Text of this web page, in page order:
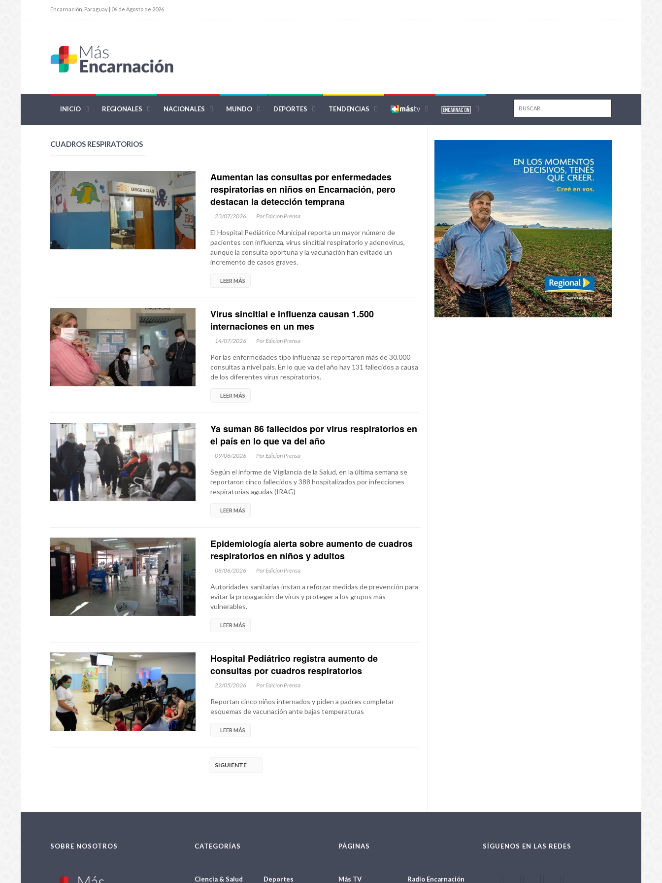
Encarnación, Paraguay | 06 de Agosto de 2026
INICIO REGIONALES NACIONALES MUNDO DEPORTES TENDENCIAS
CUADROS RESPIRATORIOS
Aumentan las consultas por enfermedades
respiratorias en niños en Encarnación, pero
destacan la detección temprana
23/07/2026 Por Edicion Prensa
El Hospital Pediátrico Municipal reporta un mayor número de
pacientes con influenza, virus sincitial respiratorio y adenovirus,
aunque la consulta oportuna y la vacunación han evitado un
incremento de casos graves.
LEER MÁS
Virus sincitial e influenza causan 1.500
internaciones en un mes
14/07/2026 Por Edicion Prensa
Por las enfermedades tipo influenza se reportaron más de 30.000
consultas a nivel país. En lo que va del año hay 131 fallecidos a causa
de los diferentes virus respiratorios.
LEER MÁS
Ya suman 86 fallecidos por virus respiratorios en
el país en lo que va del año
09/06/2026 Por Edicion Prensa
Según el informe de Vigilancia de la Salud, en la última semana se
reportaron cinco fallecidos y 388 hospitalizados por infecciones
respiratorias agudas (IRAG)
LEER MÁS
Epidemiología alerta sobre aumento de cuadros
respiratorios en niños y adultos
08/06/2026 Por Edicion Prensa
Autoridades sanitarias instan a reforzar medidas de prevención para
evitar la propagación de virus y proteger a los grupos más
vulnerables.
LEER MÁS
Hospital Pediátrico registra aumento de
consultas por cuadros respiratorios
22/05/2026 Por Edicion Prensa
Reportan cinco niños internados y piden a padres completar
esquemas de vacunación ante bajas temperaturas
LEER MÁS
SIGUIENTE
SOBRE NOSOTROS CATEGORÍAS
Ciencia & Salud Deportes
PÁGINAS
Más TV Radio Encarnación
SÍGUENOS EN LAS REDES